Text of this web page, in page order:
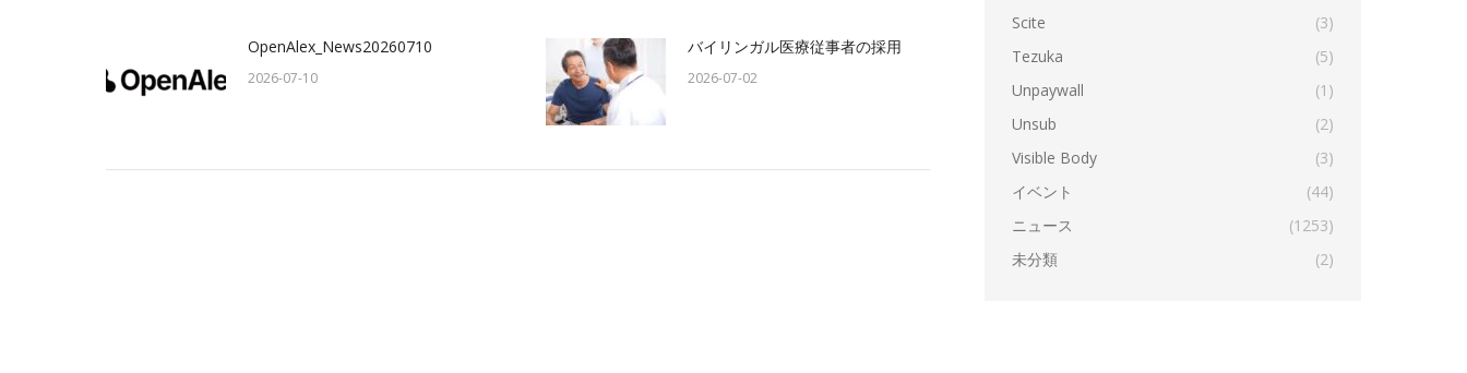
OpenAlex_News20260710
2026-07-10
バイリンガル医療従事者の採用
2026-07-02
Scite
(3)
Tezuka
(5)
Unpaywall
(1)
Unsub
(2)
Visible Body
(3)
イベント
(44)
ニュース
(1253)
未分類
(2)